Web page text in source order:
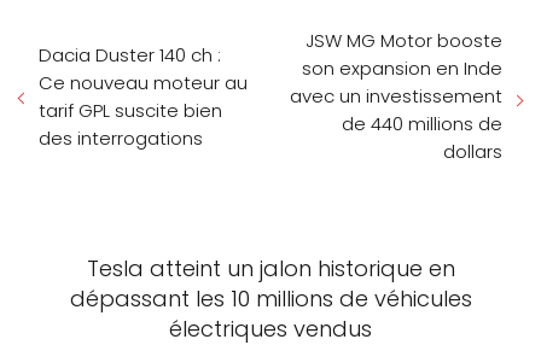
Dacia Duster 140 ch :
Ce nouveau moteur au
tarif GPL suscite bien
des interrogations
JSW MG Motor booste
son expansion en Inde
avec un investissement
de 440 millions de
dollars
Tesla atteint un jalon historique en
dépassant les 10 millions de véhicules
électriques vendus